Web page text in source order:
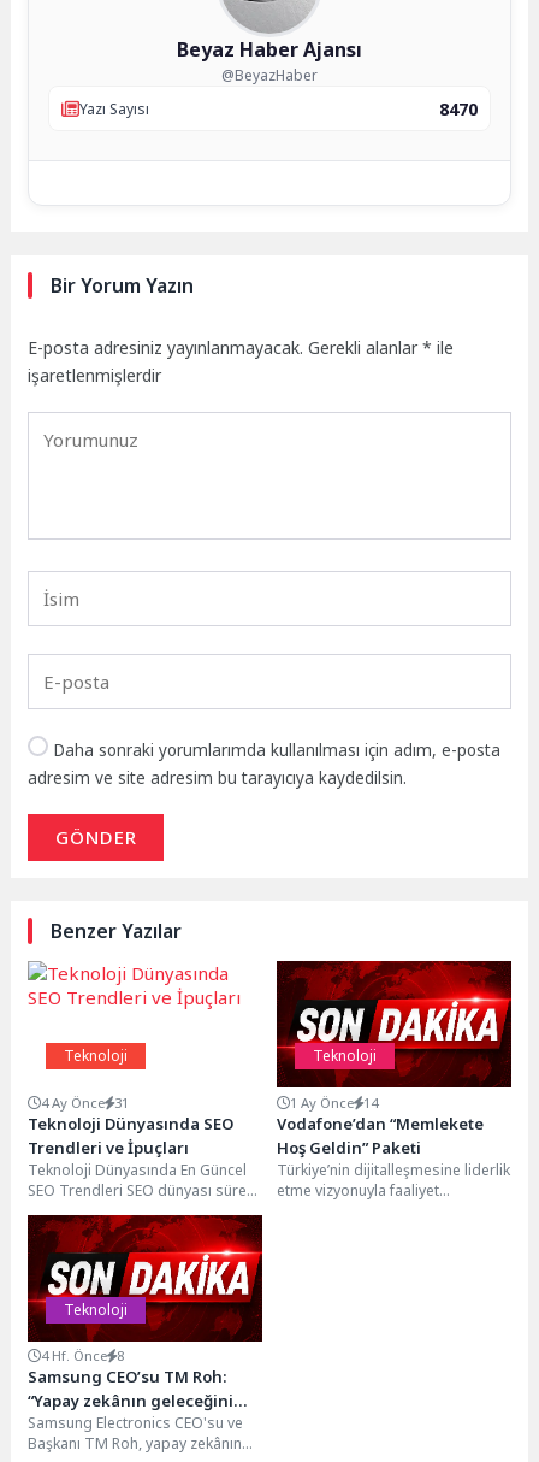
Beyaz Haber Ajansı
@BeyazHaber
Yazı Sayısı
8470
Bir Yorum Yazın
E-posta adresiniz yayınlanmayacak. Gerekli alanlar* ile
işaretlenmişlerdir
Daha sonraki yorumlarımda kullanılması için adım, e-posta
adresim ve site adresim bu tarayıcıya kaydedilsin.
GÖNDER
Benzer Yazılar
Teknoloji
4 Ay Önce 31
Teknoloji Dünyasında SEO
Trendleri ve İpuçları
Teknoloji Dünyasında En Güncel
SEO Trendleri SEO dünyası sürekli
olarak değişiyor ve gelişiyor. Web
sitenizin...
Teknoloji
1 Ay Önce 14
Vodafone’dan “Memlekete
Hoş Geldin” Paketi
Türkiye’nin dijitalleşmesine liderlik
etme vizyonuyla faaliyet
Teknoloji
4 Hf. Önce 8
Samsung CEO’su TM Roh:
“Yapay zekânın geleceğini
insanı anlayan teknolojiler
şekillendirecek”
Samsung Electronics CEO'su ve
Başkanı TM Roh, yapay zekânın